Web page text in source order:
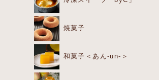
焼菓子
和菓子＜あん-un-＞